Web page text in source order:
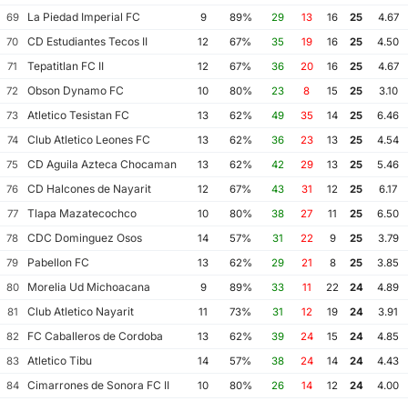
69
La Piedad Imperial FC 9 89% 29 13 16 25
4.67
70
CD Estudiantes Tecos II 12 67% 35 19 16 25
4.50
71
Tepatitlan FC II 12 67% 36 20 16 25
4.67
72
Obson Dynamo FC 10 80% 23 8 15 25
3.10
73
Atletico Tesistan FC 13 62% 49 35 14 25
6.46
74
Club Atletico Leones FC 13 62% 36 23 13 25
4.54
75
CD Aguila Azteca Chocaman 13 62% 42 29 13 25
5.46
76
CD Halcones de Nayarit 12 67% 43 31 12 25
6.17
77
Tlapa Mazatecochco 10 80% 38 27 11 25
6.50
78
CDC Dominguez Osos 14 57% 31 22 9 25
3.79
79
Pabellon FC 13 62% 29 21 8 25
3.85
80
Morelia Ud Michoacana 9 89% 33 11 22 24
4.89
81
Club Atletico Nayarit 11 73% 31 12 19 24
3.91
82
FC Caballeros de Cordoba 13 62% 39 24 15 24
4.85
83
Atletico Tibu 14 57% 38 24 14 24
4.43
84
Cimarrones de Sonora FC II 10 80% 26 14 12 24
4.00